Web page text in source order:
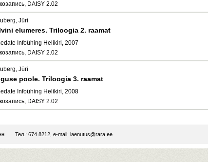
DAISY 2.02
Jüri
elumeres. Triloogia 2. raamat
Infoühing Helikiri, 2007
DAISY 2.02
Jüri
poole. Triloogia 3. raamat
Infoühing Helikiri, 2008
DAISY 2.02
Тел.: 674 8212, e-mail: laenutus@rara.ee